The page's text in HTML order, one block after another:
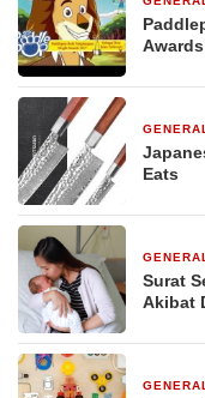
Eats
Surat
Akibat